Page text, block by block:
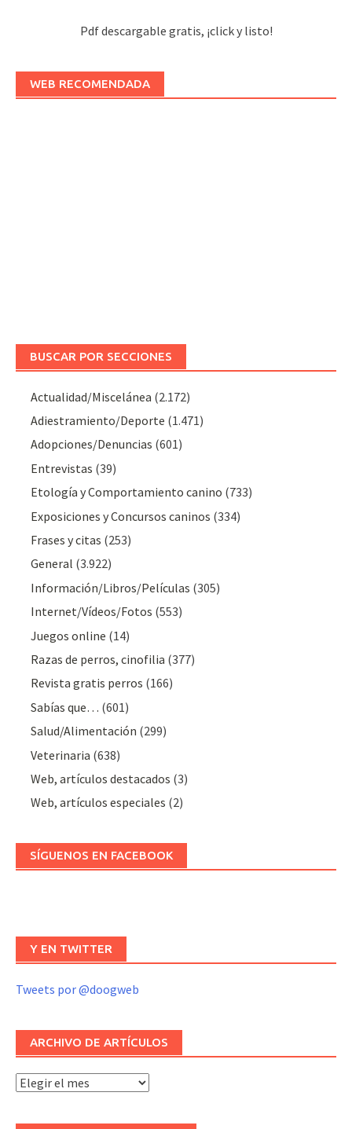
Pdf descargable gratis, ¡click y listo!
WEB RECOMENDADA
BUSCAR POR SECCIONES
Actualidad/Miscelánea (2.172)
Adiestramiento/Deporte (1.471)
Adopciones/Denuncias (601)
Entrevistas (39)
Etología y Comportamiento canino (733)
Exposiciones y Concursos caninos (334)
Frases y citas (253)
General (3.922)
Información/Libros/Películas (305)
Internet/Vídeos/Fotos (553)
Juegos online (14)
Razas de perros, cinofilia (377)
Revista gratis perros (166)
Sabías que… (601)
Salud/Alimentación (299)
Veterinaria (638)
Web, artículos destacados (3)
Web, artículos especiales (2)
SÍGUENOS EN FACEBOOK
Y EN TWITTER
Tweets por @doogweb
ARCHIVO DE ARTÍCULOS
Archivo
artículos